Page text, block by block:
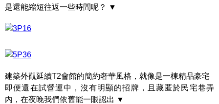
是還能縮短往返一些時間呢？ ▼
建築外觀延續T2會館的簡約奢華風格，就像是一棟精品豪宅
即便還在試營運中，沒有明顯的招牌，且藏匿於民宅巷弄
內，在夜晚我們依舊能一眼認出 ▼